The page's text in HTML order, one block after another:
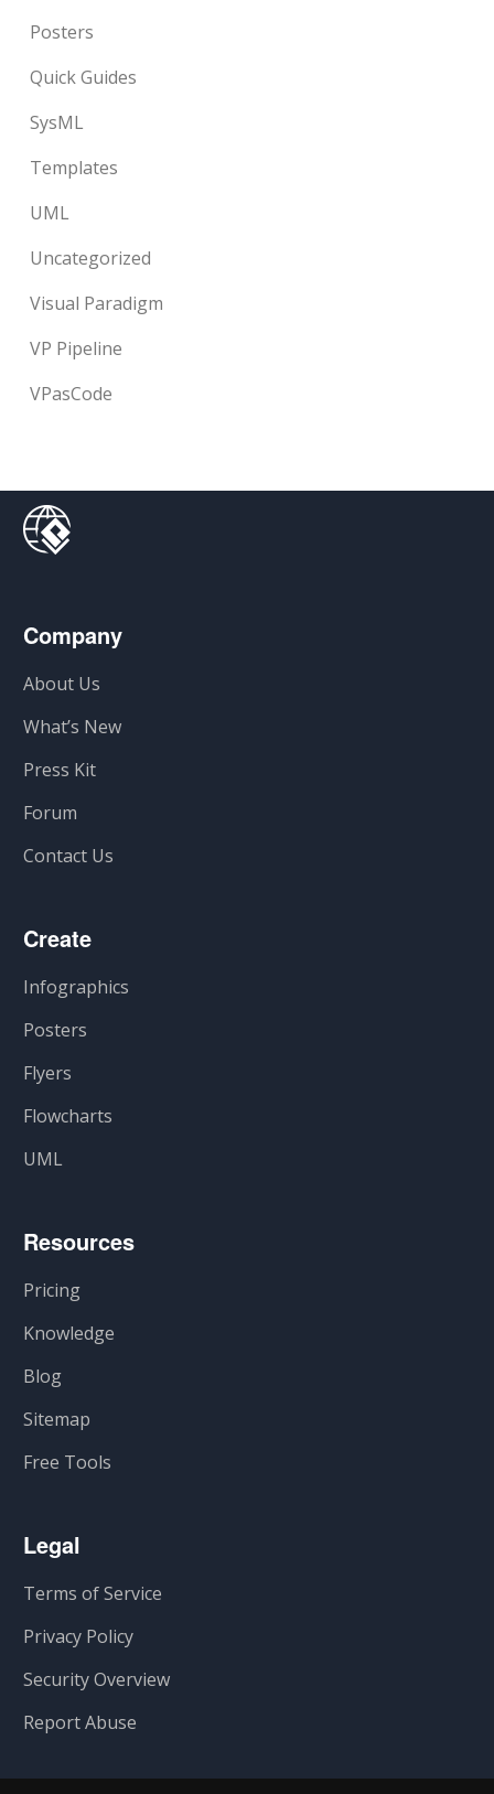
Posters
Quick Guides
SysML
Templates
UML
Uncategorized
Visual Paradigm
VP Pipeline
VPasCode
Company
About Us
What’s New
Press Kit
Forum
Contact Us
Create
Infographics
Posters
Flyers
Flowcharts
UML
Resources
Pricing
Knowledge
Blog
Sitemap
Free Tools
Legal
Terms of Service
Privacy Policy
Security Overview
Report Abuse